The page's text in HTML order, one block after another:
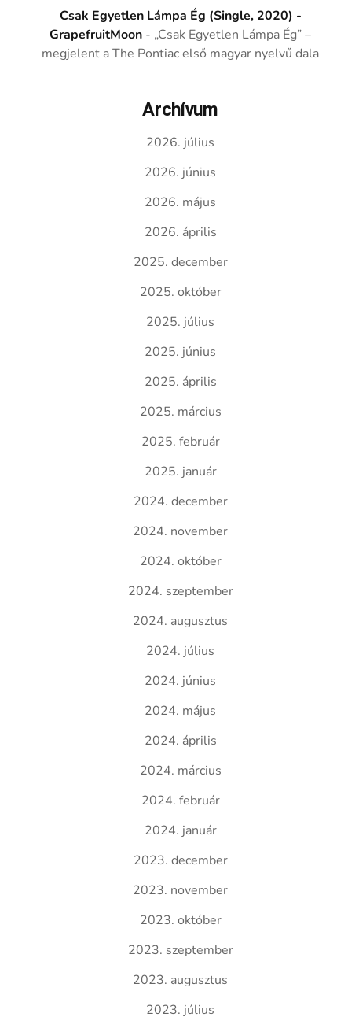
Csak Egyetlen Lámpa Ég (Single, 2020) -
GrapefruitMoon - „Csak Egyetlen Lámpa Ég” –
megjelent a The Pontiac első magyar nyelvű dala
Archívum
2026. július
2026. június
2026. május
2026. április
2025. december
2025. október
2025. július
2025. június
2025. április
2025. március
2025. február
2025. január
2024. december
2024. november
2024. október
2024. szeptember
2024. augusztus
2024. július
2024. június
2024. május
2024. április
2024. március
2024. február
2024. január
2023. december
2023. november
2023. október
2023. szeptember
2023. augusztus
2023. július